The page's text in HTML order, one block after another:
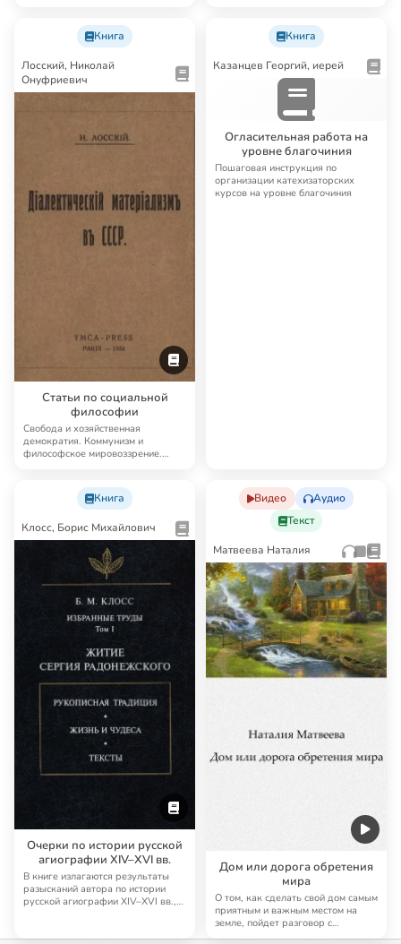
Книга
Лосский, Николай
Онуфриевич
Статьи по социальной
философии
Свобода и хозяйственная
демократия. Коммунизм и
философское мировоззрение.
Книга
Казанцев Георгий, иерей
Огласительная работа на
уровне благочиния
Пошаговая инструкция по
организации катехизаторских
курсов на уровне благочиния
Книга
Клосс, Борис Михайлович
Очерки по истории русской
агиографии XIV–XVI вв.
В книге излагаются результаты
разысканий автора по истории
русской агиографии XIV–XVI вв.,
Видео
Аудио
Текст
Матвеева Наталия
Дом или дорога обретения
мира
О том, как сделать свой дом самым
приятным и важным местом на
земле, пойдет разговор с
Наталией Матв…